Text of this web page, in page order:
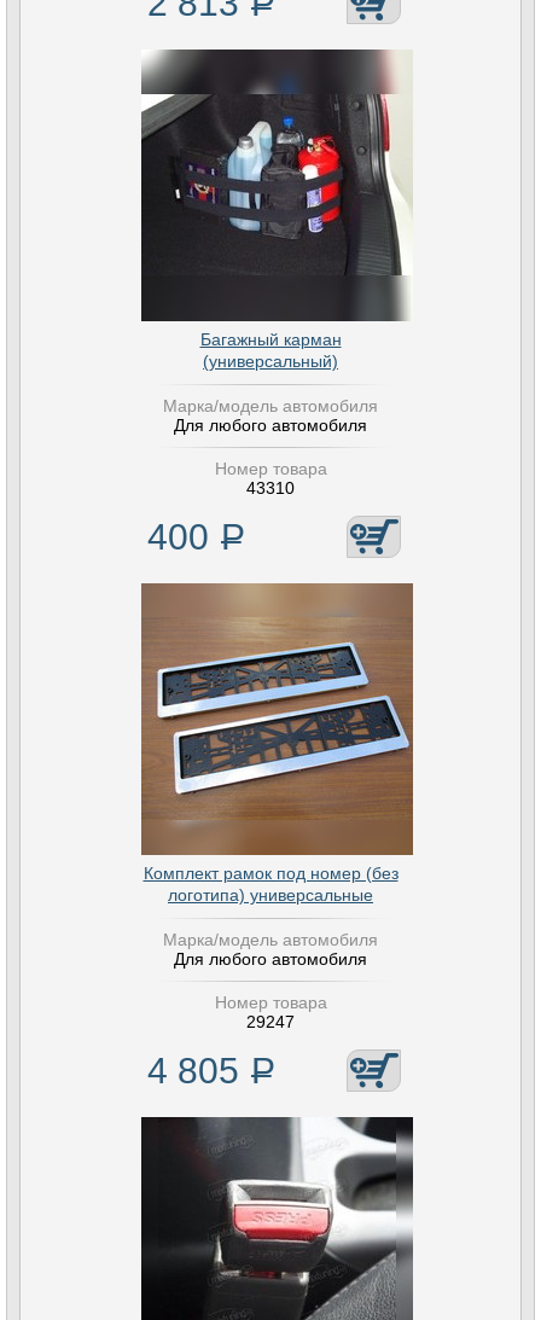
Багажный карман
(универсальный)
Марка/модель автомобиля
Для любого автомобиля
Номер товара
43310
400 Р
Комплект рамок под номер (без
логотипа) универсальные
Марка/модель автомобиля
Для любого автомобиля
Номер товара
29247
4 805 Р